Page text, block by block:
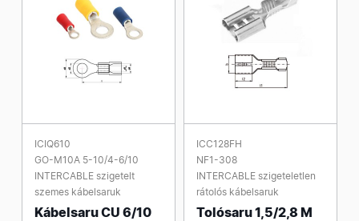
ICIQ610
GO-M10A 5-10/4-6/10
INTERCABLE szigetelt
szemes kábelsaruk
Kábelsaru CU 6/10
ICC128FH
NF1-308
INTERCABLE szigeteletlen
rátolós kábelsaruk
Tolósaru 1,5/2,8 M